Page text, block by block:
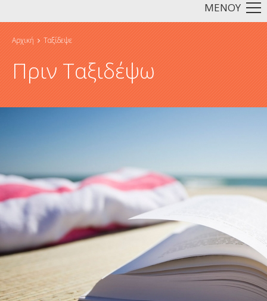
ΜΕΝΟΥ
Είστε εδώ
Αρχική Ταξίδεψε
Πριν Ταξιδέψω